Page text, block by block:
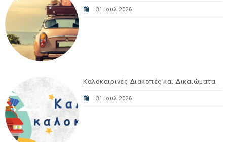
31 Ιουλ 2026
Καλοκαιρινές Διακοπές και Δικαιώματα
31 Ιουλ 2026